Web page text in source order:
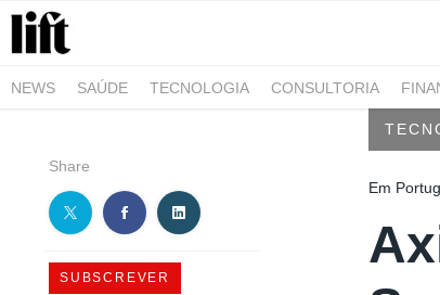
NEWS SAÚDE TECNOLOGIA CONSULTORIA
Share
SUBSCREVER
Em